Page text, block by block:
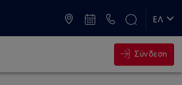
ΕΛ
Σύνδεση